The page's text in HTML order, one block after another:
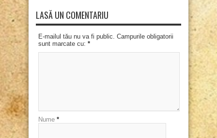
LASĂ UN COMENTARIU
E-mailul tău nu va fi public. Campurile obligatorii
sunt marcate cu: *
Nume *